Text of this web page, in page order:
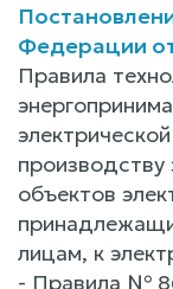
Федерации
Правила
производству
объектов
лицам, к
- Правила №